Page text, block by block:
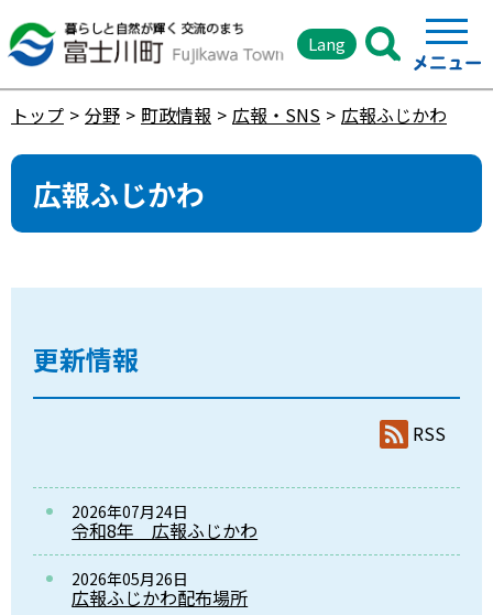
Lang
トップ 分野 町政情報 広報・SNS 広報ふじかわ
広報ふじかわ
更新情報
RSS
2026年07月24日
令和8年 広報ふじかわ
2026年05月26日
広報ふじかわ配布場所